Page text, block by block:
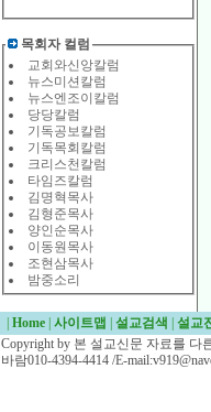
목회자 컬럼
교회와신앙칼럼
뉴스미션칼럼
뉴스엔조이칼럼
당당칼럼
기독공보칼럼
기독목회칼럼
크리스천칼럼
타임즈칼럼
김명혁목사
김형준목사
양인순목사
이동원목사
조현삼목사
밤중소리
Home 사이트맵 설교검색 설교
Copyright by 본 설교신문 자료를 다
바람010-4394-4414 /E-